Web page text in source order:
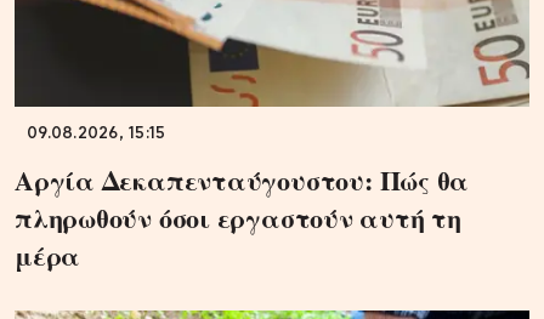
09.08.2026, 15:15
Αργία Δεκαπενταύγουστου: Πώς θα
πληρωθούν όσοι εργαστούν αυτή τη
μέρα